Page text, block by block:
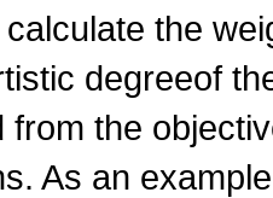
the
degreeof
from the
As an